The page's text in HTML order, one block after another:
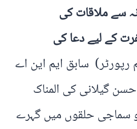
سے ملاقات کی
کے لیے دعا کی
سابق ایم این اے
گیلانی کی المناک
سماجی حلقوں میں گہرے